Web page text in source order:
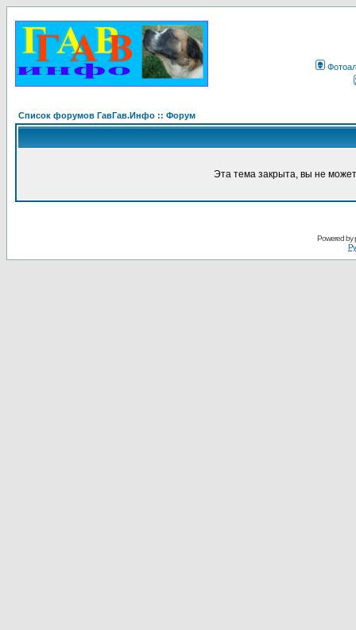
Список форумов ГавГав.Инфо :: Форум
Эта тема закрыта, вы не
Powered by